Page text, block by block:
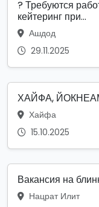
? Требуются
кейтеринг при...
Ашдод
29.11.2025
ХАЙФА,
Хайфа
15.10.2025
Вакансия на
Нацрат Илит